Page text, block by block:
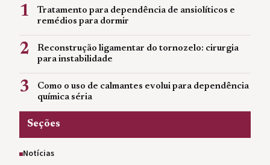
1
Tratamento para dependência de ansiolíticos e
remédios para dormir
2
Reconstrução ligamentar do tornozelo: cirurgia
para instabilidade
3
Como o uso de calmantes evolui para dependência
química séria
Seções
Notícias